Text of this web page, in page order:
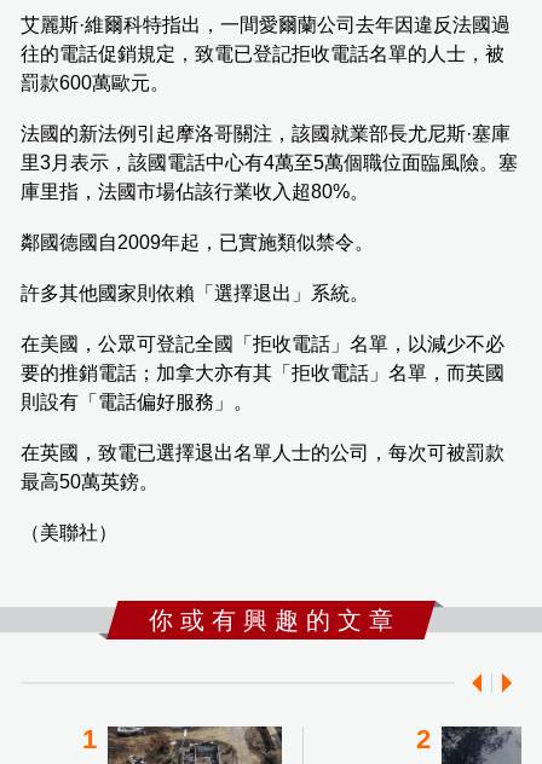
艾麗斯·維爾科特指出，一間愛爾蘭公司去年因違反法國過
往的電話促銷規定，致電已登記拒收電話名單的人士，被
罰款600萬歐元。
法國的新法例引起摩洛哥關注，該國就業部長尤尼斯·塞庫
里3月表示，該國電話中心有4萬至5萬個職位面臨風險。塞
庫里指，法國市場佔該行業收入超80%。
鄰國德國自2009年起，已實施類似禁令。
許多其他國家則依賴「選擇退出」系統。
在美國，公眾可登記全國「拒收電話」名單，以減少不必
要的推銷電話；加拿大亦有其「拒收電話」名單，而英國
則設有「電話偏好服務」。
在英國，致電已選擇退出名單人士的公司，每次可被罰款
最高50萬英鎊。
（美聯社）
你 或 有 興 趣 的 文 章